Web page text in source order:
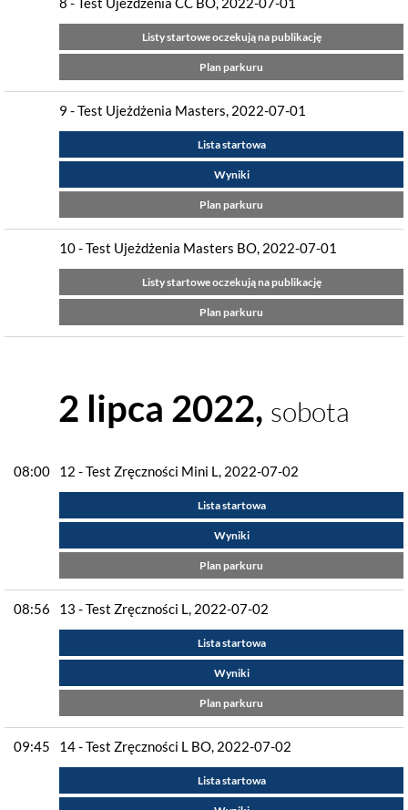
Listy startowe oczekują na publikację
Plan parkuru
9 - Test Ujeżdżenia Masters, 2022-07-01
Lista startowa
Wyniki
Plan parkuru
10 - Test Ujeżdżenia Masters BO, 2022-07-01
Listy startowe oczekują na publikację
Plan parkuru
2 lipca 2022, sobota
08:00 12 - Test Zręczności Mini L, 2022-07-02
Lista startowa
Wyniki
Plan parkuru
08:56 13 - Test Zręczności L, 2022-07-02
Lista startowa
Wyniki
Plan parkuru
09:45 14 - Test Zręczności L BO, 2022-07-02
Lista startowa